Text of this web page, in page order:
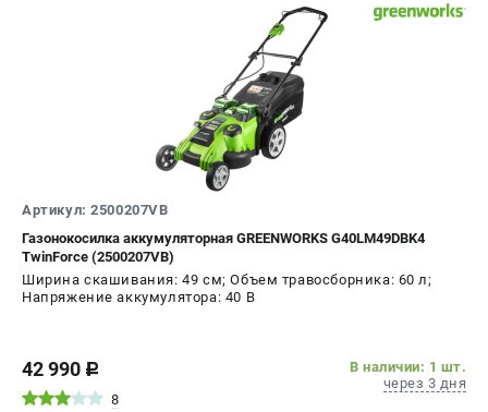
Артикул: 2500207VB
Газонокосилка аккумуляторная GREENWORKS G40LM49DBK4
TwinForce (2500207VB)
Ширина скашивания: 49 см; Объем травосборника: 60 л;
Напряжение аккумулятора: 40 В
42 990 c
В наличии: 1 шт.
через 3 дня
8